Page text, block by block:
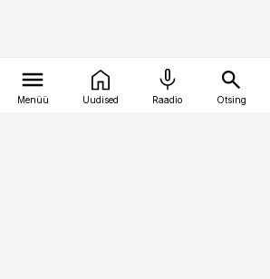
Menüü Uudised Raadio Otsing